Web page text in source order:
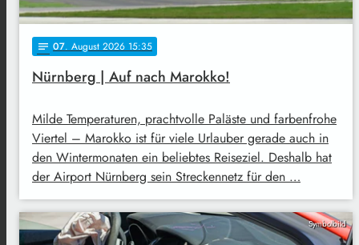
notes 07. August 2026 15:35
Nürnberg | Auf nach Marokko!
Milde Temperaturen, prachtvolle Paläste und farbenfrohe
Viertel – Marokko ist für viele Urlauber gerade auch in
den Wintermonaten ein beliebtes Reiseziel. Deshalb hat
der Airport Nürnberg sein Streckennetz für den …
Symbolbild